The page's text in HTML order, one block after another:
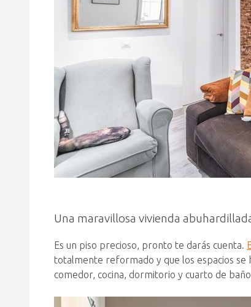
Una maravillosa vivienda
Es un piso precioso, pronto te darás cuenta.
totalmente reformado y que los espacios se
comedor, cocina, dormitorio y cuarto de